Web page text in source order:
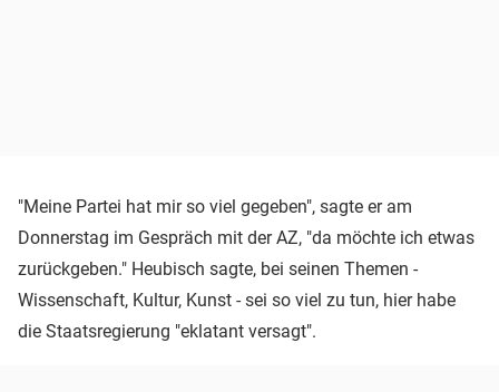
"Meine Partei hat mir so viel gegeben", sagte er am
Donnerstag im Gespräch mit der AZ, "da möchte ich etwas
zurückgeben." Heubisch sagte, bei seinen Themen -
Wissenschaft, Kultur, Kunst - sei so viel zu tun, hier habe
die Staatsregierung "eklatant versagt".